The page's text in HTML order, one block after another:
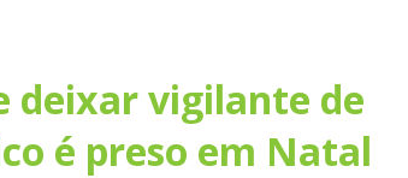
deixar vigilante de
é preso em Natal